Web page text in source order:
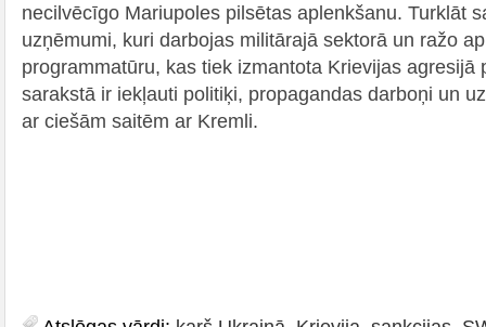
necilvēcīgo Mariupoles pilsētas aplenkšanu. Turklāt
uzņēmumi, kuri darbojas militārajā sektorā un ražo
programmatūru, kas tiek izmantota Krievijas agresijā
sarakstā ir iekļauti politiķi, propagandas darboņi un
ar ciešām saitēm ar Kremli.